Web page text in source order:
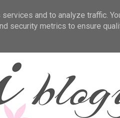
and to analyze traffic.
security metrics to ensure